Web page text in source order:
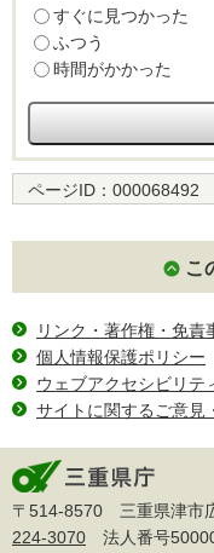
すぐに見つかった
ふつう
時間がかかった
ページID： 000068492
こ
リンク・著作権・免責
個人情報保護ポリシー
ウェブアクセシビリテ
サイトに関するご意見
〒514-8570 三重県津市
224-3070 法人番号